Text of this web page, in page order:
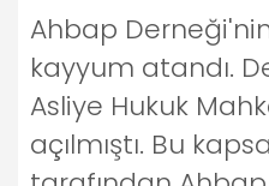
Ahbap
kayyum atandı.
Asliye Hukuk
açılmıştı. Bu